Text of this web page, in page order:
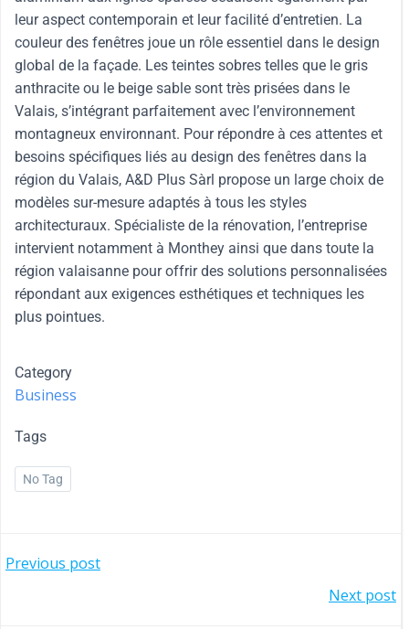
leur aspect contemporain et leur facilité d’entretien. La
couleur des fenêtres joue un rôle essentiel dans le design
global de la façade. Les teintes sobres telles que le gris
anthracite ou le beige sable sont très prisées dans le
Valais, s’intégrant parfaitement avec l’environnement
montagneux environnant. Pour répondre à ces attentes et
besoins spécifiques liés au design des fenêtres dans la
région du Valais, A&D Plus Sàrl propose un large choix de
modèles sur-mesure adaptés à tous les styles
architecturaux. Spécialiste de la rénovation, l’entreprise
intervient notamment à Monthey ainsi que dans toute la
région valaisanne pour offrir des solutions personnalisées
répondant aux exigences esthétiques et techniques les
plus pointues.
Category
Business
Tags
No Tag
Previous post
Next post